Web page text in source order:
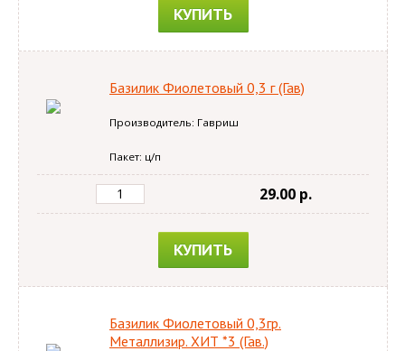
КУПИТЬ
Базилик Фиолетовый 0,3 г (Гав)
Производитель: Гавриш
Пакет: ц/п
29.00 p.
КУПИТЬ
Базилик Фиолетовый 0,3гр.
Металлизир. ХИТ *3 (Гав.)